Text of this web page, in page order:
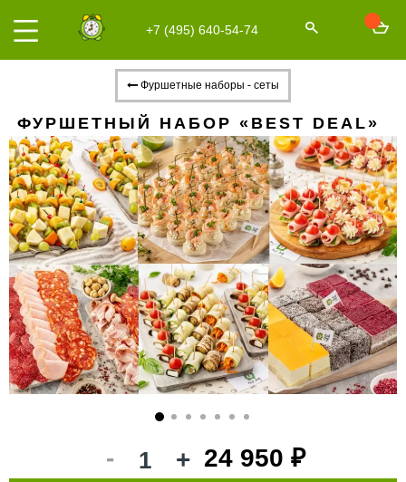
+7 (495) 640-54-74
Фуршетные наборы - сеты
ФУРШЕТНЫЙ НАБОР «BEST DEAL»
- + 24 950 ₽